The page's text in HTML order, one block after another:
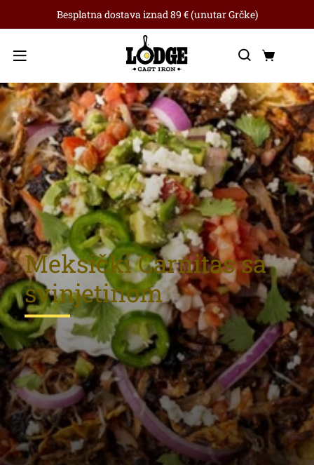
Besplatna dostava iznad 89 € (unutar Grčke)
Izbornik
Traži
Meksički Carnitas sa
svinjetinom